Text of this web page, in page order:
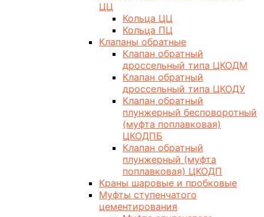
ЦЦ
Кольца ЦЦ
Кольца ПЦ
Клапаны обратные
Клапан обратный
дроссельный типа ЦКОДМ
Клапан обратный
дроссельный типа ЦКОДУ
Клапан обратный
плунжерный бесповоротный
(муфта поплавковая)
ЦКОДПБ
Клапан обратный
плунжерный (муфта
поплавковая) ЦКОДП
Краны шаровые и пробковые
Муфты ступенчатого
цементирования